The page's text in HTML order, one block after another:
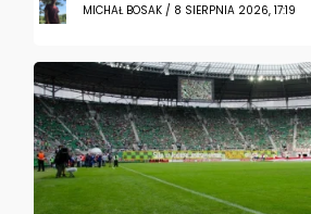
MICHAŁ BOSAK / 8 SIERPNIA 2026, 17:19